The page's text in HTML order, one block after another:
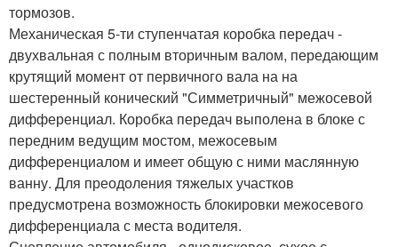
тормозов.
Механическая 5-ти ступенчатая коробка передач -
двухвальная с полным вторичным валом, передающим
крутящий момент от первичного вала на на
шестеренный конический "Симметричный" межосевой
дифференциал. Коробка передач выполена в блоке с
передним ведущим мостом, межосевым
дифференциалом и имеет общую с ними маслянную
ванну. Для преодоления тяжелых участков
предусмотрена возможность блокировки межосевого
дифференциала с места водителя.